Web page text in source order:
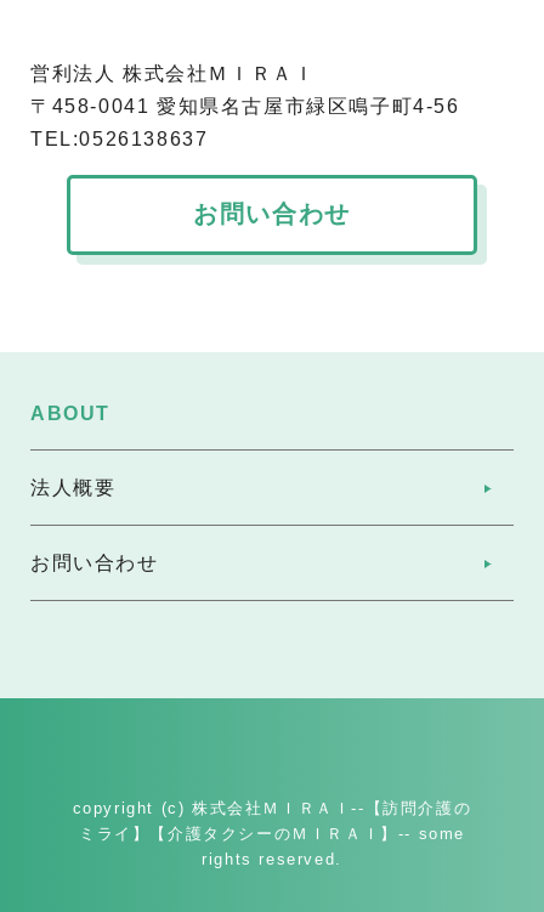
営利法人 株式会社ＭＩＲＡＩ
〒458-0041 愛知県名古屋市緑区鳴子町4-56
TEL:0526138637
お問い合わせ
ABOUT
法人概要
お問い合わせ
copyright (c) 株式会社ＭＩＲＡＩ--【訪問介護の
ミライ】【介護タクシーのＭＩＲＡＩ】-- some
rights reserved.